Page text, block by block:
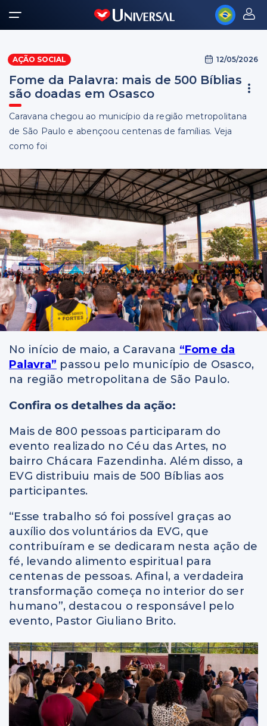
AÇÃO SOCIAL 12/05/2026
Fome da Palavra: mais de 500 Bíblias
são doadas em Osasco
Caravana chegou ao município da região metropolitana
de São Paulo e abençoou centenas de famílias. Veja
como foi
No início de maio, a Caravana “Fome da
Palavra” passou pelo município de Osasco,
na região metropolitana de São Paulo.
Confira os detalhes da ação:
Mais de 800 pessoas participaram do
evento realizado no Céu das Artes, no
bairro Chácara Fazendinha. Além disso, a
EVG distribuiu mais de 500 Bíblias aos
participantes.
“Esse trabalho só foi possível graças ao
auxílio dos voluntários da EVG, que
contribuíram e se dedicaram nesta ação de
fé, levando alimento espiritual para
centenas de pessoas. Afinal, a verdadeira
transformação começa no interior do ser
humano”, destacou o responsável pelo
evento, Pastor Giuliano Brito.